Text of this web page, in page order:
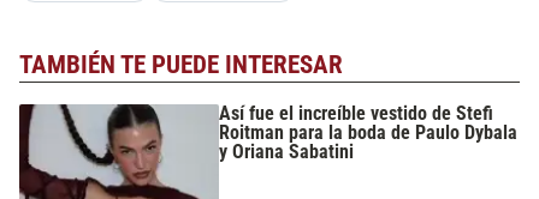
TAMBIÉN TE PUEDE INTERESAR
Así fue el increíble vestido de Stefi
Roitman para la boda de Paulo Dybala
y Oriana Sabatini